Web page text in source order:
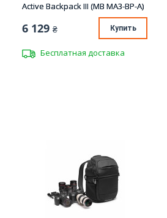
Active Backpack III (MB MA3-BP-A)
6 129 ₴ Купить
Бесплатная доставка